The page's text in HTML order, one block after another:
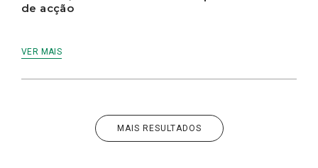
de acção
VER MAIS
MAIS RESULTADOS